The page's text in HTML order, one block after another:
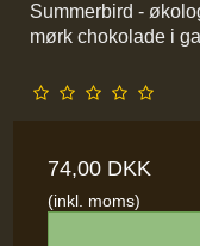
Summerbird -
mørk chokolade i
74,00 DKK
(inkl. moms)